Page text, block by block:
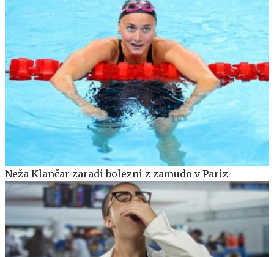
Neža Klančar zaradi bolezni z zamudo v Pariz